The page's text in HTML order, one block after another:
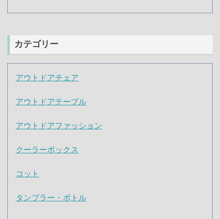
カテゴリー
アウトドアチェア
アウトドアテーブル
アウトドアファッション
クーラーボックス
コット
タンブラー・ボトル